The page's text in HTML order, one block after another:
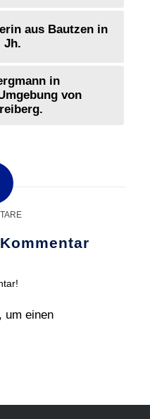
aus Bautzen in
Jh.
in
von
einen